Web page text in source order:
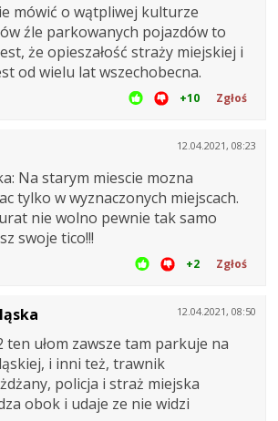
mówić o wątpliwej kulturze
źle parkowanych pojazdów to
że opieszałość straży miejskiej i
od wielu lat wszechobecna.
+10 Zgłoś
12.04.2021, 08:23
Na starym miescie mozna
tylko w wyznaczonych miejscach.
nie wolno pewnie tak samo
swoje tico!!!
+2 Zgłoś
12.04.2021, 08:50
ten ułom zawsze tam parkuje na
i inni też, trawnik
policja i straż miejska
obok i udaje ze nie widzi